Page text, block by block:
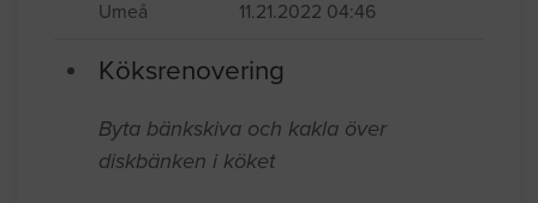
Umeå 11.21.2022 04:46
Köksrenovering
Byta bänkskiva och kakla över
diskbänken i köket